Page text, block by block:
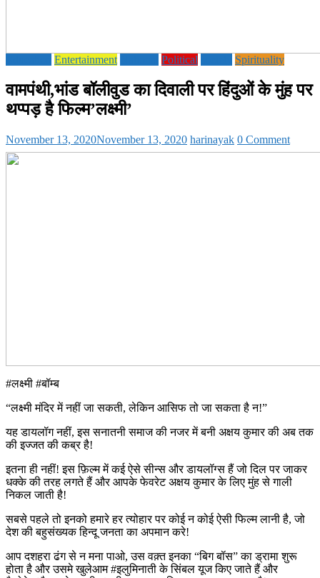
Entertainment Political Spirituality
वामपंथी,भांड बॉलीवुड का दिवाली पर हिंदुओं के मुंह पर
थप्पड़ है फिल्म’लक्ष्मी’
November 13, 2020November 13, 2020 harinayak 0 Comment
#लक्ष्मी #बॉम्ब
“लक्ष्मी मंदिर में नहीं जा सकती, लेकिन आसिफ तो जा सकता है न!”
यह डायलॉग नहीं, इस सनातनी समाज की नजर में बनी अक्षय कुमार की अब तक
की इज्जत की कब्र है!
इतना ही नहीं! इस फ़िल्म में कई ऐसे सीन्स और डायलॉग्स हैं जो दिल पर जाकर
धक्के की तरह लगते हैं और आपके फेवरेट अक्षय कुमार के लिए मुंह से गाली
निकल जाती है!
सबसे पहले तो इनको हमारे हर त्योहार पर कोई न कोई ऐसी फिल्म लानी है, जो
देश की बहुसंख्यक हिन्दू जनता का अपमान करे!
आप दशहरा ढंग से न मना पाओ, उस वक़्त इनका “बिग बॉस” का ड्रामा शुरू
होता है और उसमे खुलेआम #इलुमिनाती के सिंबल यूज किए जाते हैं और